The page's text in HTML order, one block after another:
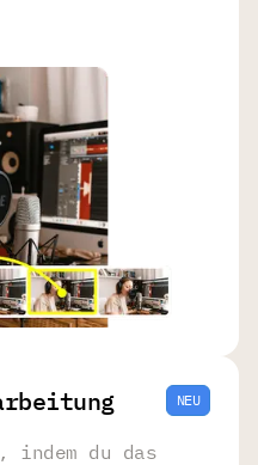
NEU
indem du das